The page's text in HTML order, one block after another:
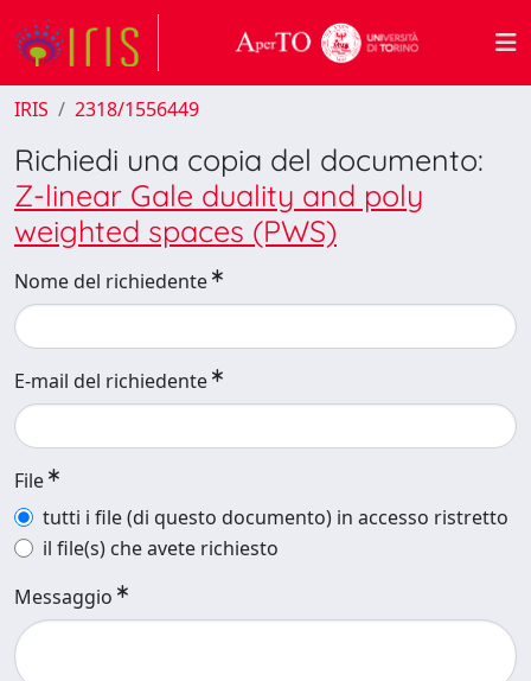
IRIS 2318/1556449
Richiedi una copia del documento:
Z-linear Gale duality and poly
weighted spaces (PWS)
Nome del richiedente
E-mail del richiedente
File
tutti i file (di questo documento) in accesso ristretto
il file(s) che avete richiesto
Messaggio